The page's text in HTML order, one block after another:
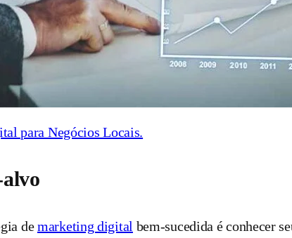
para Negócios Locais.
demarketing digital bem-sucedida é conhecer